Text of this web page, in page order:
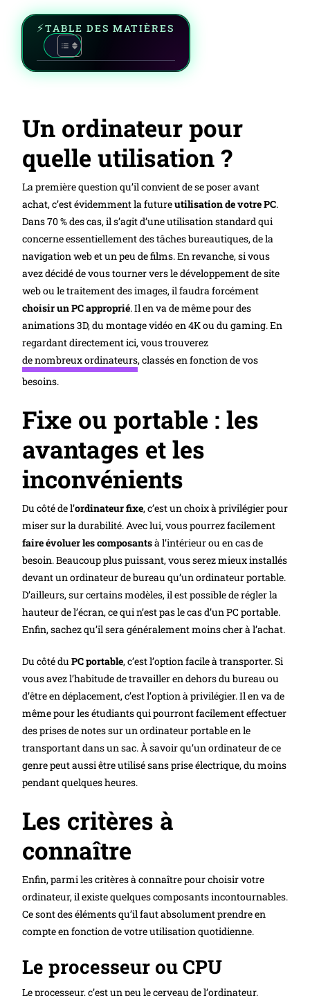
TABLE DES MATIÈRES
Un ordinateur pour
quelle utilisation ?
La première question qu’il convient de se poser avant
achat, c’est évidemment la futureutilisation de votre PC.
Dans 70 % des cas, il s’agit d’une utilisation standard qui
concerne essentiellement des tâches bureautiques, de la
navigation web et un peu de films. En revanche, si vous
avez décidé de vous tourner vers le développement de site
web ou le traitement des images, il faudra forcément
choisir un PC approprié. Il en va de même pour des
animations 3D, du montage vidéo en 4K ou du gaming. En
regardant directement ici, vous trouverez
de nombreux ordinateurs, classés en fonction de vos
besoins.
Fixe ou portable : les
avantages et les
inconvénients
Du côté de l’ordinateur fixe, c’est un choix à privilégier pour
miser sur la durabilité. Avec lui, vous pourrez facilement
faire évoluer les composantsà l’intérieur ou en cas de
besoin. Beaucoup plus puissant, vous serez mieux installés
devant un ordinateur de bureau qu’un ordinateur portable.
D’ailleurs, sur certains modèles, il est possible de régler la
hauteur de l’écran, ce qui n’est pas le cas d’un PC portable.
Enfin, sachez qu’il sera généralement moins cher à l’achat.
Du côté du PC portable, c’est l’option facile à transporter. Si
vous avez l’habitude de travailler en dehors du bureau ou
d’être en déplacement, c’est l’option à privilégier. Il en va de
même pour les étudiants qui pourront facilement effectuer
des prises de notes sur un ordinateur portable en le
transportant dans un sac. À savoir qu’un ordinateur de ce
genre peut aussi être utilisé sans prise électrique, du moins
pendant quelques heures.
Les critères à
connaître
Enfin, parmi les critères à connaître pour choisir votre
ordinateur, il existe quelques composants incontournables.
Ce sont des éléments qu’il faut absolument prendre en
compte en fonction de votre utilisation quotidienne.
Le processeur ou CPU
Le processeur, c’est un peu le cerveau de l’ordinateur.